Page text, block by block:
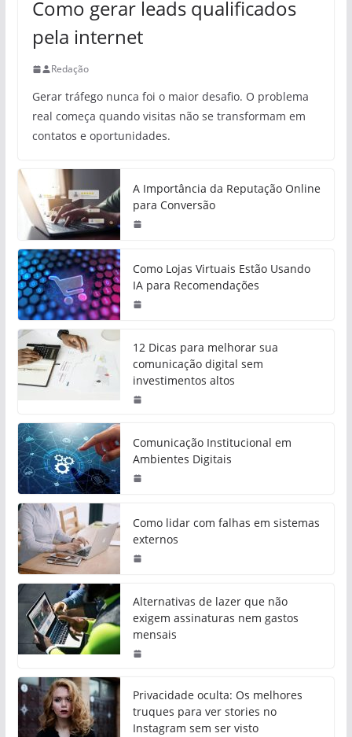
Como gerar leads qualificados
pela internet
Redação
Gerar tráfego nunca foi o maior desafio. O problema
real começa quando visitas não se transformam em
contatos e oportunidades.
A Importância da Reputação Online
para Conversão
Como Lojas Virtuais Estão Usando
IA para Recomendações
12 Dicas para melhorar sua
comunicação digital sem
investimentos altos
Comunicação Institucional em
Ambientes Digitais
Como lidar com falhas em sistemas
externos
Alternativas de lazer que não
exigem assinaturas nem gastos
mensais
Privacidade oculta: Os melhores
truques para ver stories no
Instagram sem ser visto